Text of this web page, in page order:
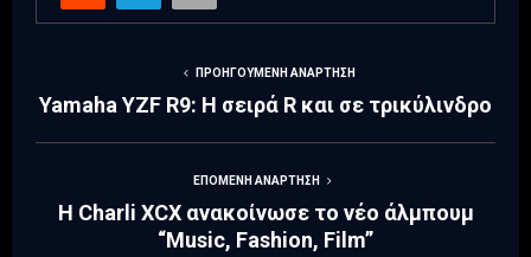
ΠΡΟΗΓΟΎΜΕΝΗ ΑΝΆΡΤΗΣΗ
Yamaha YZF R9: Η σειρά R και σε τρικύλινδρο
ΕΠΌΜΕΝΗ ΑΝΆΡΤΗΣΗ
Η Charli XCX ανακοίνωσε το νέο άλμπουμ
“Music, Fashion, Film”